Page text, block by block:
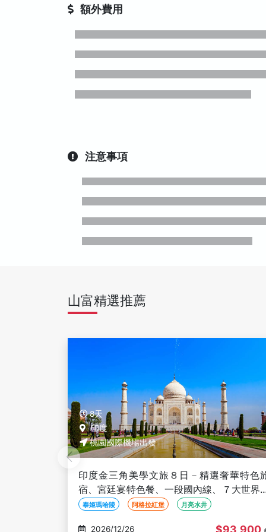
額外費用
注意事項
山富精選推薦
8天
印度
桃園國際機場出發
印度金三角美學文旅８日－精選奢華特色
宿、宮廷宴特色餐、一段國內線、７大世界
產、自然遺產國家公園、長榮直飛
泰姬瑪哈陵 阿格拉紅堡 月亮水井
2026/12/26 $93,900